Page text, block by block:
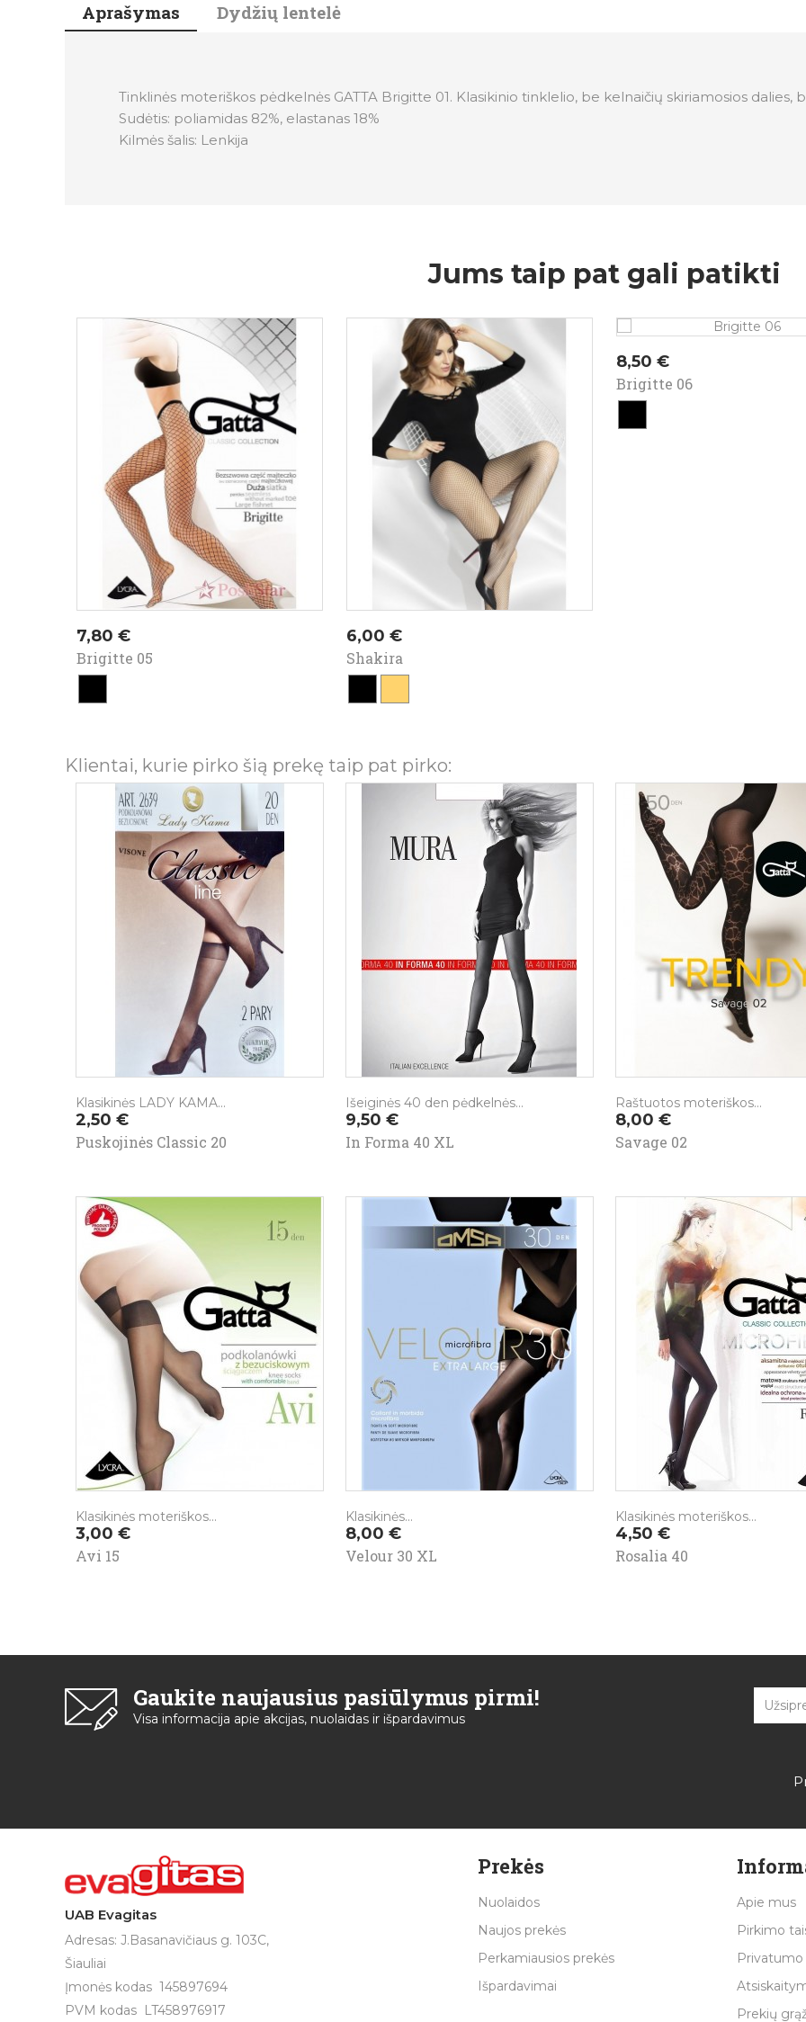
Aprašymas Dydžių lentelė
Tinklinės moteriškos pėdkelnės GATTA Brigitte 01. Klasikinio tinklelio, be kelnaičių skiriamosios dalies,
Sudėtis: poliamidas 82%, elastanas 18%
Kilmės šalis: Lenkija
Jums taip pat gali patikti
Kaina
7,80 €
Brigitte 05
Kaina
6,00 €
Shakira
Kaina
8,50 €
Brigitte 06
Klientai, kurie pirko šią prekę taip pat pirko:
Klasikinės LADY KAMA...
Kaina
2,50 €
Puskojinės Classic 20
Išeiginės 40 den pėdkelnės...
Kaina
9,50 €
In Forma 40 XL
Raštuotos moteriškos...
Kaina
8,00 €
Savage 02
Klasikinės moteriškos...
Kaina
3,00 €
Avi 15
Klasikinės...
Kaina
8,00 €
Velour 30 XL
Klasikinės moteriškos...
Kaina
4,50 €
Rosalia 40
Gaukite naujausius pasiūlymus pirmi!
Visa informacija apie akcijas, nuolaidas ir išpardavimus
UAB Evagitas
Adresas: J.Basanavičiaus g. 103C,
Šiauliai
Įmonės kodas 145897694
PVM kodas LT458976917
Prekės
Nuolaidos
Naujos prekės
Perkamiausios prekės
Išpardavimai
Apie mus
Pirkimo
Privatumo
Prekių